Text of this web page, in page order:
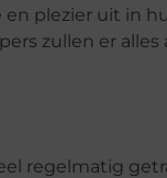
plezier uit in
zullen er
regelmatig